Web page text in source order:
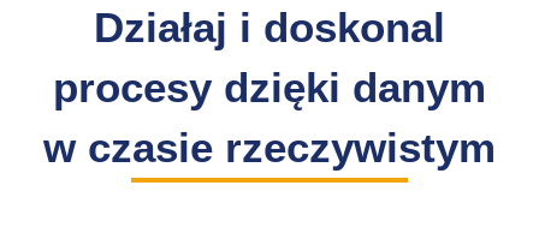
Działaj i doskonal
procesy dzięki danym
w czasie rzeczywistym